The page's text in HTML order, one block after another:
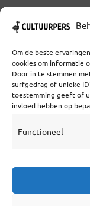
Om de beste
cookies om informatie
Door in te stemmen
surfgedrag of unieke
toestemming geeft of
invloed hebben op
Functioneel
Coöperatief
3524KS